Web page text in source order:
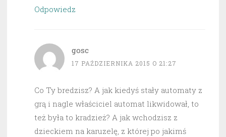
Odpowiedz
gosc
17 PAŹDZIERNIKA 2015 O 21:27
Co Ty bredzisz? A jak kiedyś stały automaty z
grą i nagle właściciel automat likwidował, to
też była to kradzież? A jak wchodzisz z
dzieckiem na karuzelę, z której po jakimś